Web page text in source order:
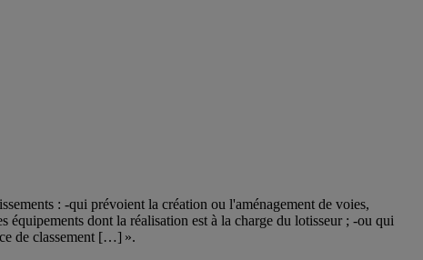
: -qui prévoient la création ou l'aménagement de voies,
équipements dont la réalisation est à la charge du lotisseur ; -ou qui
de classement […] ».